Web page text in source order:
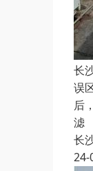
长
误
后
滤
长
24-